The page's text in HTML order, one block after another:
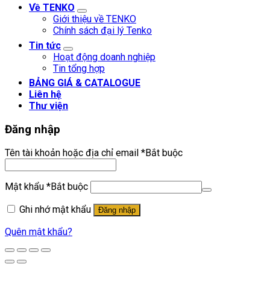
Về TENKO
Giới thiệu về TENKO
Chính sách đại lý Tenko
Tin tức
Hoạt động doanh nghiệp
Tin tổng hợp
BẢNG GIÁ & CATALOGUE
Liên hệ
Thư viện
Đăng nhập
Tên tài khoản hoặc địa chỉ email *Bắt buộc
Mật khẩu *Bắt buộc
Ghi nhớ mật khẩu
Đăng nhập
Quên mật khẩu?